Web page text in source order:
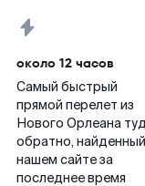
около 12 часов
Самый быстрый
прямой перелет из
Нового Орлеана
обратно,
нашем сайте за
последнее время